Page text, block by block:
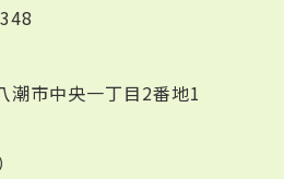
市中央一丁目2番地1